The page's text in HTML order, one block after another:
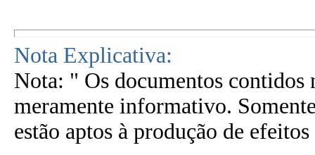
Nota Explicativa:
Nota: " Os documentos contidos
meramente informativo.
estão aptos à produção de